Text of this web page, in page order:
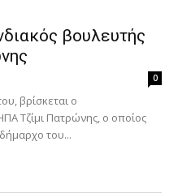
βουλευτής
0
βρίσκεται ο
Τζίμι Πατρώνης, ο οποίος
του...